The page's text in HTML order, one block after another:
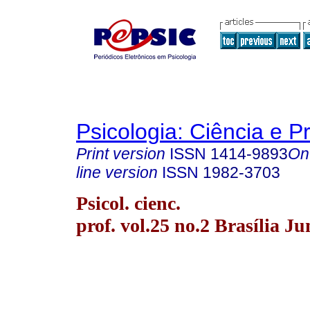
Psicologia: Ciência e
Print version ISSN 1414-9893
line version ISSN 1982-3703
Psicol. cienc.
prof. vol.25 no.2 Brasília